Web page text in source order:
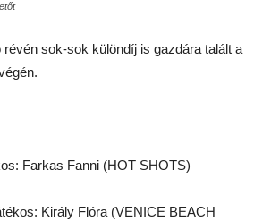
révén sok-sok különdíj is gazdára talált a
Farkas Fanni (HOT SHOTS)
Király Flóra (VENICE BEACH